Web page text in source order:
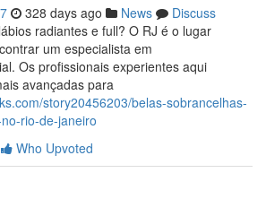
328 days ago News
Discuss
radiantes e full? O RJ é o lugar
um especialista em
Os profissionais experientes aqui
avançadas para
story20456203/belas-sobrancelhas-
rio-de-janeiro
Who Upvoted